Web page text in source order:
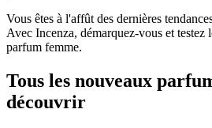
Vous êtes à l'affût des dernières
Avec Incenza, démarquez-vous et testez
parfum femme.
Tous les nouveaux
découvrir